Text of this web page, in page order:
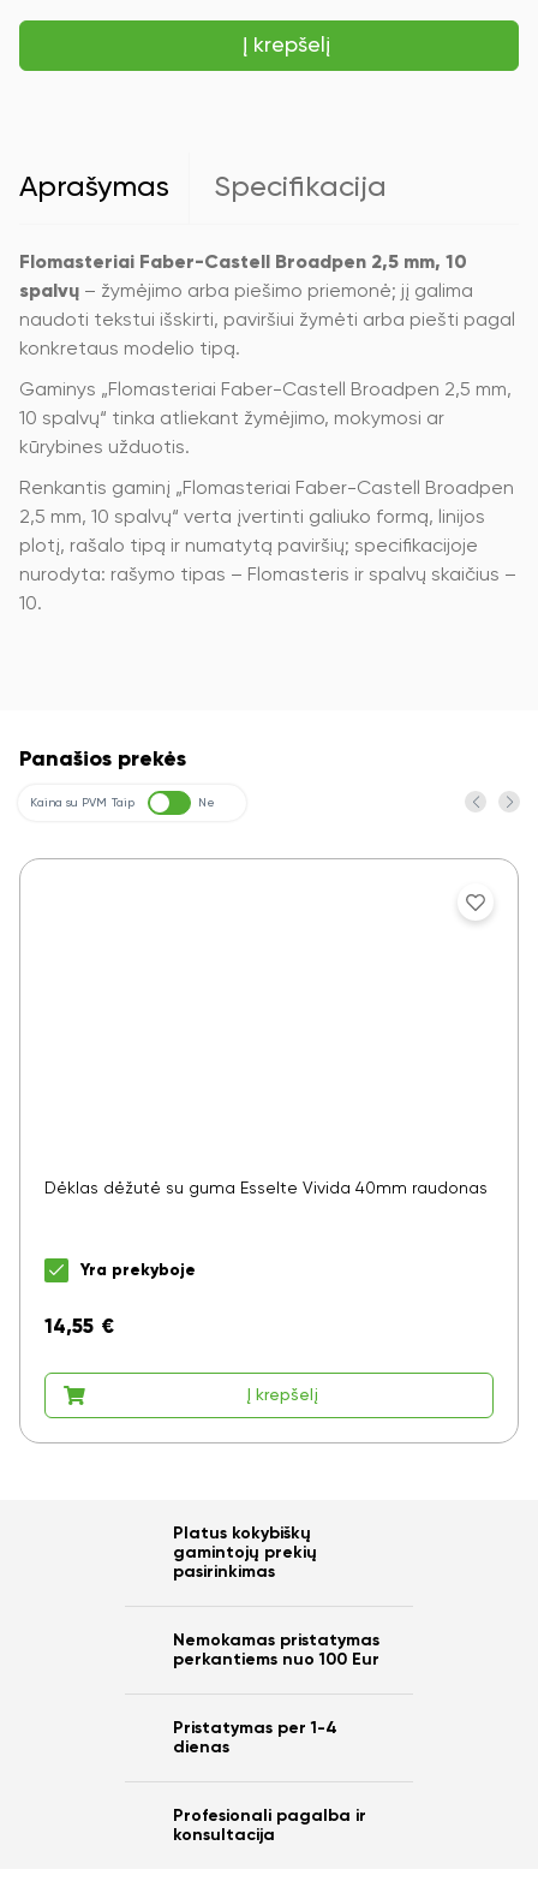
Faber-
Broadpen
Į krepšelį
Aprašymas Specifikacija
Flomasteriai Faber-Castell Broadpen 2,5 mm, 10
spalvų – žymėjimo arba piešimo priemonė; jį galima
naudoti tekstui išskirti, paviršiui žymėti arba piešti pagal
konkretaus modelio tipą.
Gaminys „Flomasteriai Faber-Castell Broadpen 2,5 mm,
10 spalvų“ tinka atliekant žymėjimo, mokymosi ar
kūrybines užduotis.
Renkantis gaminį „Flomasteriai Faber-Castell Broadpen
2,5 mm, 10 spalvų“ verta įvertinti galiuko formą, linijos
plotį, rašalo tipą ir numatytą paviršių; specifikacijoje
nurodyta: rašymo tipas – Flomasteris ir spalvų skaičius –
10.
Panašios prekės
Kaina su PVM Taip Ne
Dėklas dėžutė su guma Esselte Vivida 40mm raudonas
Yra prekyboje
14,55 €
Į krepšelį
Platus kokybiškų
gamintojų prekių
pasirinkimas
Nemokamas pristatymas
perkantiems nuo 100 Eur
Pristatymas per 1-4
dienas
Profesionali pagalba ir
konsultacija